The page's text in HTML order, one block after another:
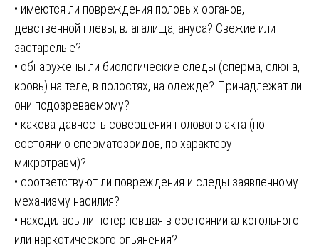
• имеются ли повреждения половых органов,
девственной плевы, влагалища, ануса? Свежие или
застарелые?
• обнаружены ли биологические следы (сперма, слюна,
кровь) на теле, в полостях, на одежде? Принадлежат ли
они подозреваемому?
• какова давность совершения полового акта (по
состоянию сперматозоидов, по характеру
микротравм)?
• соответствуют ли повреждения и следы заявленному
механизму насилия?
• находилась ли потерпевшая в состоянии алкогольного
или наркотического опьянения?